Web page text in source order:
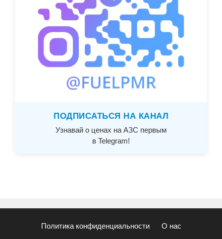
ПОДПИСАТЬСЯ НА КАНАЛ
Узнавай о ценах на АЗС первым
в Telegram!
Политика конфиденциальности О нас